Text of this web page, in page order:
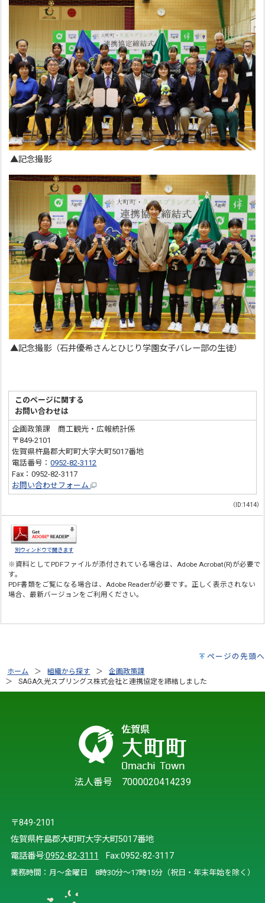
▲記念撮影
▲記念撮影（石井優希さんとひじり学園女子バレー部の生徒）
このページに関する
お問い合わせは
企画政策課 商工観光・広報統計係
〒849-2101
佐賀県杵島郡大町町大字大町5017番地
電話番号：0952-82-3112
Fax：0952-82-3117
お問い合わせフォーム
（ID:1414）
別ウィンドウで開きます
※資料としてPDFファイルが添付されている場合は、Adobe Acrobat(R)が必要で
す。
PDF書類をご覧になる場合は、Adobe Readerが必要です。正しく表示されない
場合、最新バージョンをご利用ください。
ページの先頭へ
ホーム 組織から探す
企画政策課
SAGA久光スプリングス株式会社と連携協定を締結しました
法人番号 7000020414239
〒849-2101
佐賀県杵島郡大町町大字大町5017番地
電話番号:0952-82-3111 Fax:0952-82-3117
業務時間：月～金曜日 8時30分～17時15分（祝日・年末年始を除く）